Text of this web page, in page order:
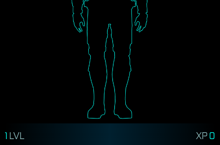
1 LVL XP 0